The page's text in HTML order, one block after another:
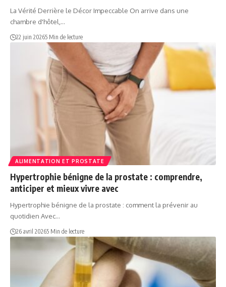
La Vérité Derrière le Décor Impeccable On arrive dans une
chambre d'hôtel,…
22 juin 20265 Min de lecture
ALIMENTATION ET PROSTATE
Hypertrophie bénigne de la prostate : comprendre,
anticiper et mieux vivre avec
Hypertrophie bénigne de la prostate : comment la prévenir au
quotidien Avec…
26 avril 20265 Min de lecture